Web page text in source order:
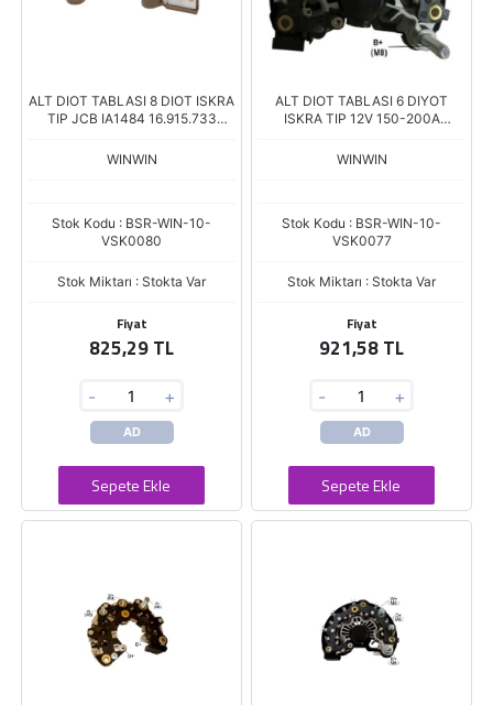
ALT DIOT TABLASI 8 DIOT ISKRA
TIP JCB IA1484 16.915.733
WINWIN
Stok Kodu : BSR-WIN-10-
VSK0080
Stok Miktarı : Stokta Var
Fiyat
825,29 TL
- +
AD
Sepete Ekle
ALT DIOT TABLASI 6 DIYOT
ISKRA TIP 12V 150-200A
HOLLAND STEYR 16.915.703
WINWIN
Stok Kodu : BSR-WIN-10-
VSK0077
Stok Miktarı : Stokta Var
Fiyat
921,58 TL
- +
AD
Sepete Ekle